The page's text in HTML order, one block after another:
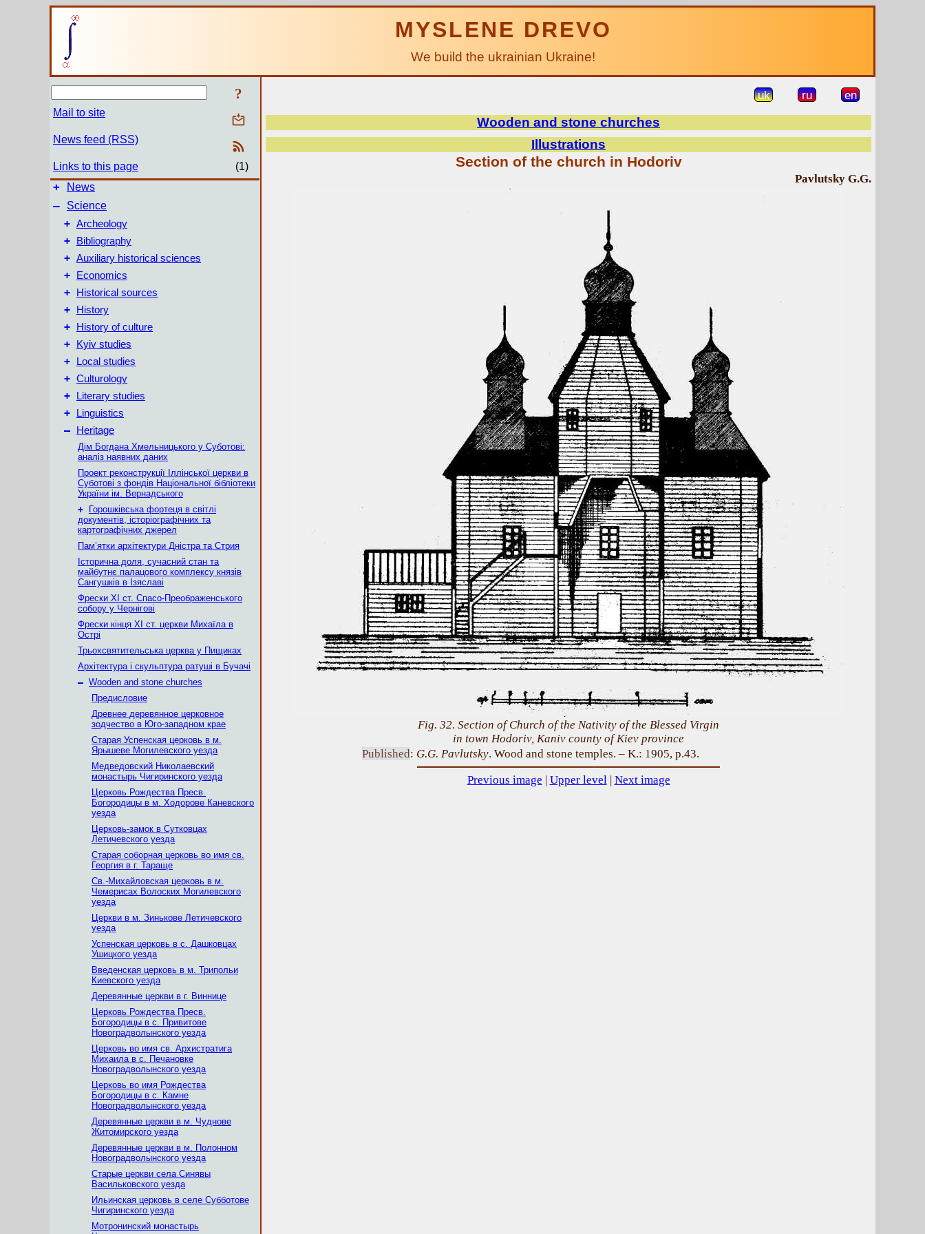
MYSLENE DREVO
We build the ukrainian Ukraine!
?
Mail to site
News feed (RSS)
Links to this page (1)
+ News
–
Science
+ Archeology
+ Bibliography
+ Auxiliary historical sciences
+ Economics
+ Historical sources
+ History
+ History of culture
+ Kyiv studies
+ Local studies
+ Culturology
+ Literary studies
+ Linguistics
– Heritage
Дім Богдана Хмельницького у Суботові:
аналіз наявних даних
Проект реконструкції Іллінської церкви в
Суботові з фондів Національної бібліотеки
України ім. Вернадського
+
Горошківська фортеця в світлі
документів, історіографічних та
картографічних джерел
Пам’ятки архітектури Дністра та Стрия
Історична доля, сучасний стан та
майбутнє палацового комплексу князів
Сангушків в Ізяславі
Фрески ХІ ст. Спасо-Преображенського
собору у Чернігові
Фрески кінця ХІ ст. церкви Михаїла в
Острі
Трьохсвятительська церква у Пищиках
Архітектура і скульптура ратуші в Бучачі
– Wooden and stone churches
Предисловие
Древнее деревянное церковное
зодчество в Юго-западном крае
Старая Успенская церковь в м.
Ярышеве Могилевского уезда
Медведовский Николаевский
монаcтырь Чигиринского уезда
Церковь Рождества Пресв.
Богородицы в м. Ходорове Каневского
уезда
Церковь-замок в Сутковцах
Летичевского уезда
Старая соборная церковь во имя св.
Георгия в г. Тараще
Св.-Михайловская церковь в м.
Чемерисах Волоских Могилевского
уезда
Церкви в м. Зинькове Летичевского
уезда
Успенская церковь в с. Дашковцах
Ушицкого уезда
Введенская церковь в м. Трипольи
Киевского уезда
Деревянные церкви в г. Виннице
Церковь Рождества Пресв.
Богородицы в с. Привитове
Новоградволынского уезда
Церковь во имя св. Архистратига
Михаила в с. Печановке
Новоградволынского уезда
Церковь во имя Рождеcтва
Богородицы в с. Камне
Новоградволынского уезда
Деревянные церкви в м. Чуднове
Житомирского уезда
Деревянные церкви в м. Полонном
Новоградволынcкого уезда
Старые церкви села Синявы
Васильковского уезда
Ильинская церковь в селе Субботове
Чигиринского уезда
Мотронинский монастырь
uk ru en
Wooden and stone churches
Illustrations
Section of the church in Hodoriv
Pavlutsky G.G.
Fig. 32. Section of Church of the Nativity of the Blessed Virgin
in town Hodoriv, Kaniv county of Kiev province
Published: G.G. Pavlutsky. Wood and stone temples. – K.: 1905, p.43.
Previous image | Upper level| Next image